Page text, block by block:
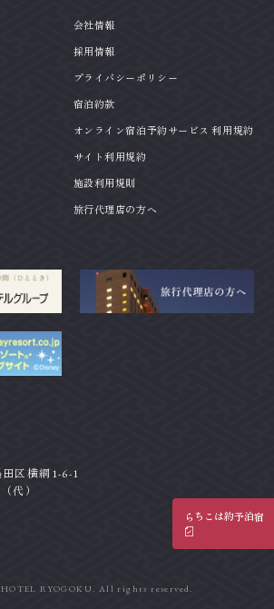
宿泊予約はこちら
会社情報
採用情報
プライバシーポリシー
宿泊約款
オンライン宿泊予約サービス 利用規約
サイト利用規約
施設利用規則
旅行代理店の方へ
区横網1-6-1
代）
RYOGOKU. All rights reserved.